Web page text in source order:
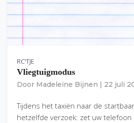
RC'TJE
Vliegtuigmodus
Door Madeleine Bijnen 22 juli
Tijdens het taxiën naar de
hetzelfde verzoek: zet uw telefoon